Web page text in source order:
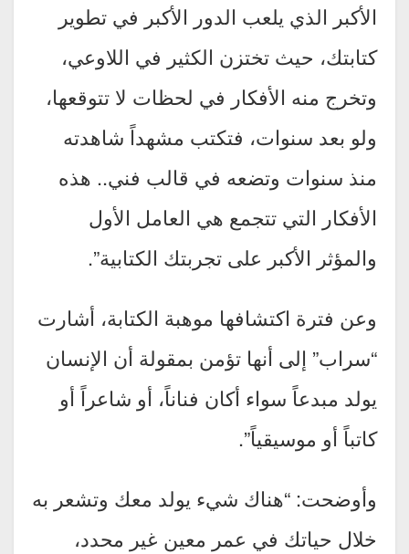
الأكبر الذي يلعب الدور الأكبر في تطوير
كتابتك، حيث تختزن الكثير في اللاوعي،
وتخرج منه الأفكار في لحظات لا تتوقعها،
ولو بعد سنوات، فتكتب مشهداً شاهدته
منذ سنوات وتضعه في قالب فني.. هذه
الأفكار التي تتجمع هي العامل الأول
والمؤثر الأكبر على تجربتك الكتابية”.
وعن فترة اكتشافها موهبة الكتابة، أشارت
“سراب” إلى أنها تؤمن بمقولة أن الإنسان
يولد مبدعاً سواء أكان فناناً، أو شاعراً أو
كاتباً أو موسيقياً”.
وأوضحت: “هناك شيء يولد معك وتشعر به
خلال حياتك في عمر معين غير محدد،